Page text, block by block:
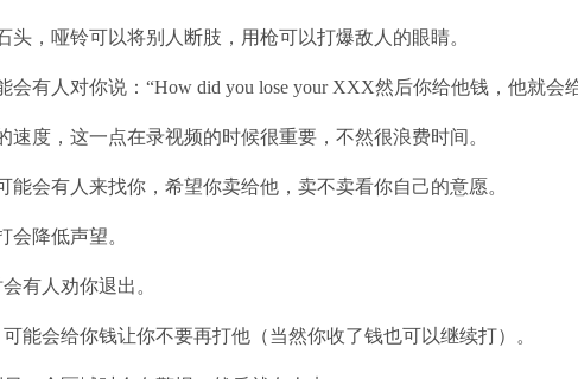
头，哑铃可以将别人断肢，用枪可以打爆敌人的眼睛。
有人对你说：“How did you lose your XXX然后你给他钱，他就会
速度，这一点在录视频的时候很重要，不然很浪费时间。
能会有人来找你，希望你卖给他，卖不卖看你自己的意愿。
会降低声望。
有人劝你退出。
能会给你钱让你不要再打他（当然你收了钱也可以继续打）。